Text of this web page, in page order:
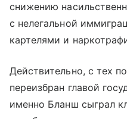
снижению
с нелегальной
картелями и
Действительно, с тех
переизбран главой
именно Бланш сыграл